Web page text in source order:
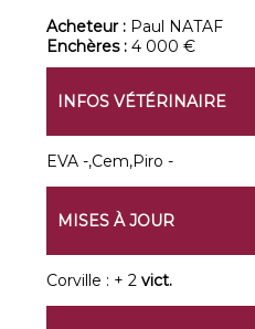
Acheteur : Paul NATAF
Enchères :4 000 €
INFOS VÉTÉRINAIRE
EVA -,Cem,Piro -
MISES À JOUR
Corville : + 2vict.